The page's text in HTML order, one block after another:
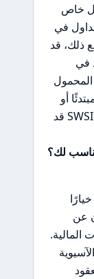
خاص
في
ذلك، قد
في
المحمول
أو
تبحث عن منصة بسيطة وسريعة، فإن SWSI قد
International Securities Limited) خيارًا
عن
المالية.